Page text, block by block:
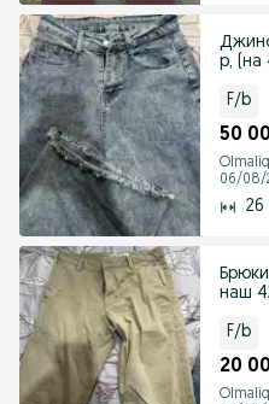
р, (на
F/b
50
Olmaliq
06/08/
26
наш
F/b
20
Olmaliq